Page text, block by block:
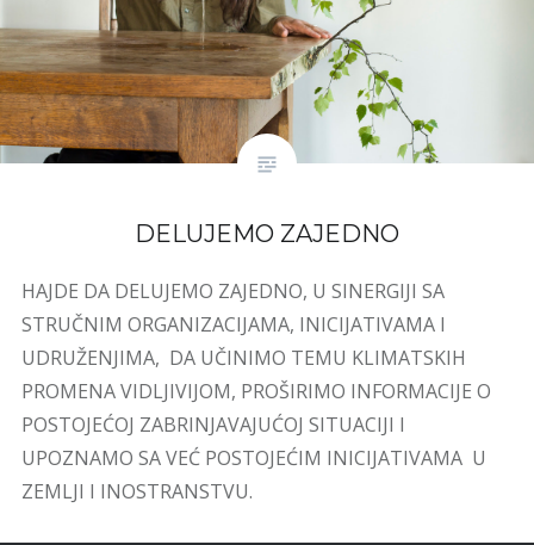
DELUJEMO ZAJEDNO
HAJDE DA DELUJEMO ZAJEDNO, U SINERGIJI SA
STRUČNIM ORGANIZACIJAMA, INICIJATIVAMA I
UDRUŽENJIMA, DA UČINIMO TEMU KLIMATSKIH
PROMENA VIDLJIVIJOM, PROŠIRIMO INFORMACIJE O
POSTOJEĆOJ ZABRINJAVAJUĆOJ SITUACIJI I
UPOZNAMO SA VEĆ POSTOJEĆIM INICIJATIVAMA U
ZEMLJI I INOSTRANSTVU.